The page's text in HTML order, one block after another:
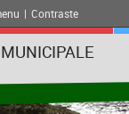
| Contraste